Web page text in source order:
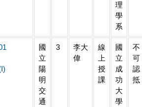
理
學
系
國
立
陽
明
交
通
3
李大
偉
線
上
授
課
國
立
成
功
大
學
不
可
認
抵